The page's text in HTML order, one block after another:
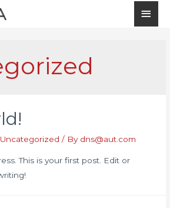
Uncategorized / By dns@aut.com
This is your first post. Edit or